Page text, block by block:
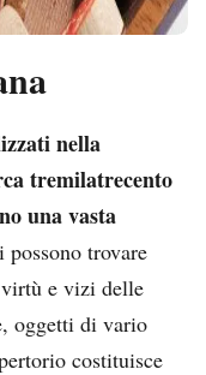
nella
tremilatrecento
una vasta
possono trovare
e vizi delle
oggetti di vario
costituisce